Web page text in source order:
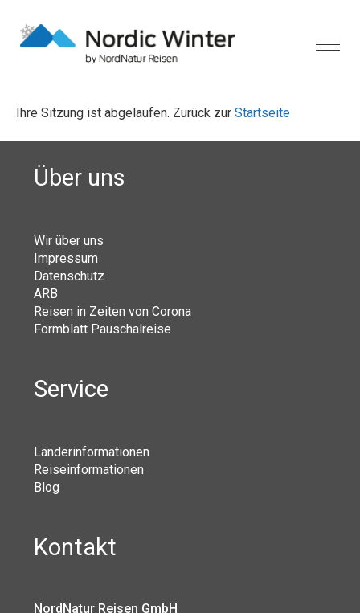
Ihre Sitzung ist abgelaufen. Zurück zur Startseite
Über uns
Wir über uns
Impressum
Datenschutz
ARB
Reisen in Zeiten von Corona
Formblatt Pauschalreise
Service
Länderinformationen
Reiseinformationen
Blog
Kontakt
NordNatur Reisen GmbH